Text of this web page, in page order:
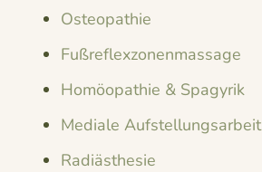
Osteopathie
Fußreflexzonenmassage
Homöopathie & Spagyrik
Mediale Aufstellungsarbeit
Radiästhesie